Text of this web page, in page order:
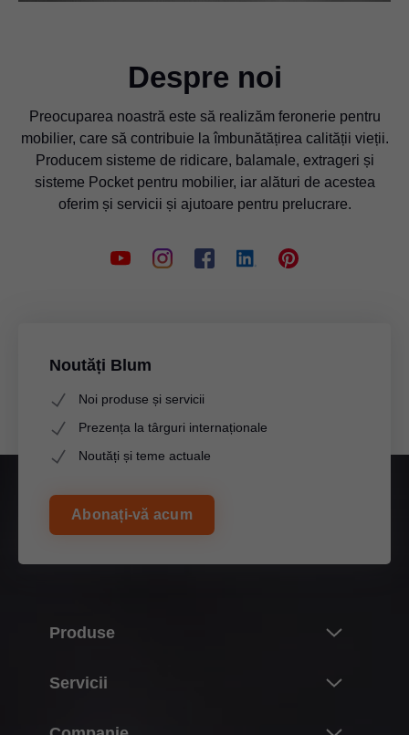
Despre noi
Preocuparea noastră este să realizăm feronerie pentru
mobilier, care să contribuie la îmbunătățirea calității vieții.
Producem sisteme de ridicare, balamale, extrageri și
sisteme Pocket pentru mobilier, iar alături de acestea
oferim și servicii și ajutoare pentru prelucrare.
Noutăți Blum
Noi produse și servicii
Prezența la târguri internaționale
Noutăți și teme actuale
Abonați-vă acum
Produse
Sisteme de ridicare pentru uşi
Servicii